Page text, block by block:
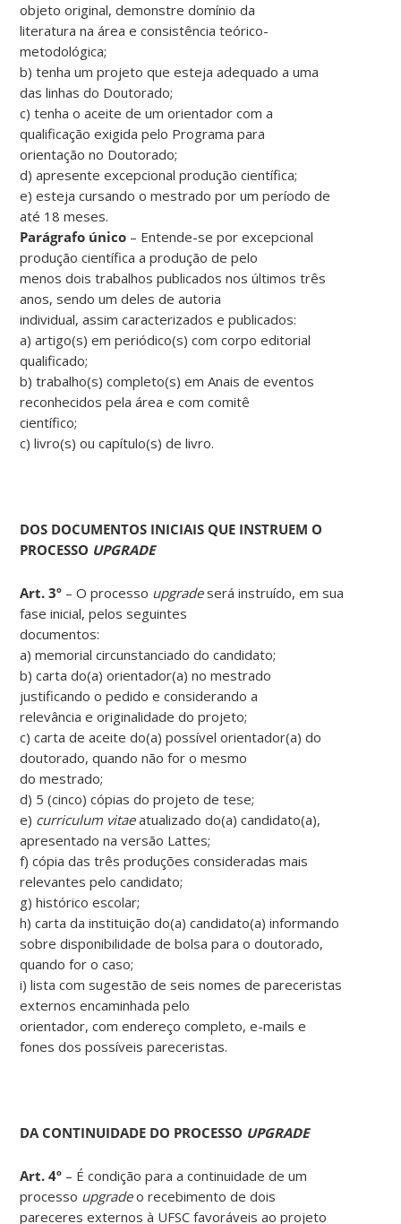
objeto original, demonstre domínio da
literatura na área e consistência teórico-
metodológica;
b) tenha um projeto que esteja adequado a uma
das linhas do Doutorado;
c) tenha o aceite de um orientador com a
qualificação exigida pelo Programa para
orientação no Doutorado;
d) apresente excepcional produção científica;
e) esteja cursando o mestrado por um período de
até 18 meses.
Parágrafo único – Entende-se por excepcional
produção científica a produção de pelo
menos dois trabalhos publicados nos últimos três
anos, sendo um deles de autoria
individual, assim caracterizados e publicados:
a) artigo(s) em periódico(s) com corpo editorial
qualificado;
b) trabalho(s) completo(s) em Anais de eventos
reconhecidos pela área e com comitê
científico;
c) livro(s) ou capítulo(s) de livro.
DOS DOCUMENTOS INICIAIS QUE INSTRUEM O
PROCESSO UPGRADE
Art. 3º – O processo upgradeserá instruído, em sua
fase inicial, pelos seguintes
documentos:
a) memorial circunstanciado do candidato;
b) carta do(a) orientador(a) no mestrado
justificando o pedido e considerando a
relevância e originalidade do projeto;
c) carta de aceite do(a) possível orientador(a) do
doutorado, quando não for o mesmo
do mestrado;
d) 5 (cinco) cópias do projeto de tese;
e) curriculum vitaeatualizado do(a) candidato(a),
apresentado na versão Lattes;
f) cópia das três produções consideradas mais
relevantes pelo candidato;
g) histórico escolar;
h) carta da instituição do(a) candidato(a) informando
sobre disponibilidade de bolsa para o doutorado,
quando for o caso;
i) lista com sugestão de seis nomes de pareceristas
externos encaminhada pelo
orientador, com endereço completo, e-mails e
fones dos possíveis pareceristas.
DA CONTINUIDADE DO PROCESSO UPGRADE
Art. 4º – É condição para a continuidade de um
processo upgradeo recebimento de dois
pareceres externos à UFSC favoráveis ao projeto